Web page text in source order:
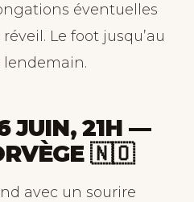
éventuelles
Le foot jusqu’au
lendemain.
JUIN, 21H —
🇳🇴
avec un sourire